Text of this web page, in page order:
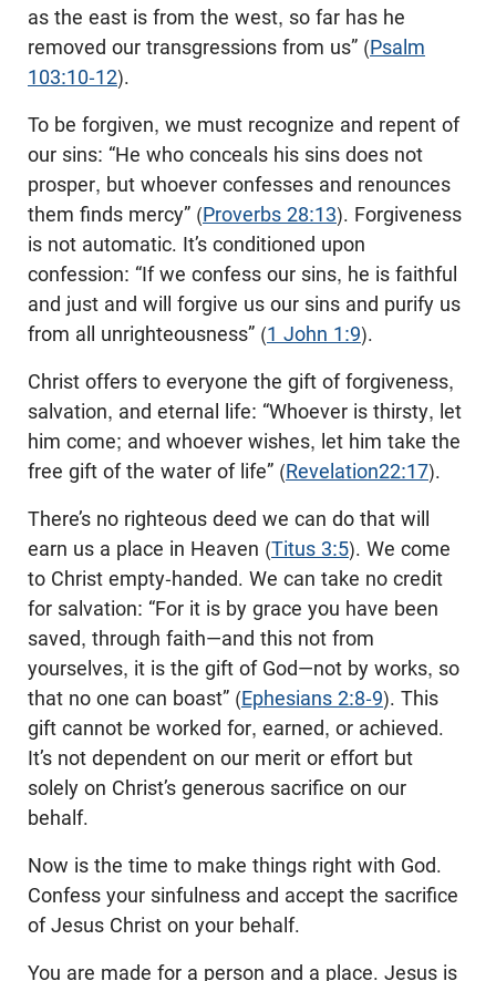
as the east is from the west, so far has he
removed our transgressions from us” (Psalm
103:10-12).
To be forgiven, we must recognize and repent of
our sins: “He who conceals his sins does not
prosper, but whoever confesses and renounces
them finds mercy” (Proverbs 28:13). Forgiveness
is not automatic. It’s conditioned upon
confession: “If we confess our sins, he is faithful
and just and will forgive us our sins and purify us
from all unrighteousness” (1 John 1:9).
Christ offers to everyone the gift of forgiveness,
salvation, and eternal life: “Whoever is thirsty, let
him come; and whoever wishes, let him take the
free gift of the water of life” (Revelation22:17).
There’s no righteous deed we can do that will
earn us a place in Heaven (Titus 3:5). We come
to Christ empty-handed. We can take no credit
for salvation: “For it is by grace you have been
saved, through faith—and this not from
yourselves, it is the gift of God—not by works, so
that no one can boast” (Ephesians 2:8-9). This
gift cannot be worked for, earned, or achieved.
It’s not dependent on our merit or effort but
solely on Christ’s generous sacrifice on our
behalf.
Now is the time to make things right with God.
Confess your sinfulness and accept the sacrifice
of Jesus Christ on your behalf.
You are made for a person and a place. Jesus is